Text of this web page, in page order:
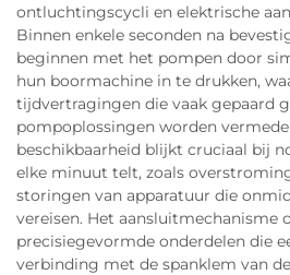
ontluchtingscycli en elektrische
Binnen enkele seconden na
beginnen met het pompen door
hun boormachine in te drukken,
tijdvertragingen die vaak gepaard
pompoplossingen worden
beschikbaarheid blijkt cruciaal bij
elke minuut telt, zoals
storingen van apparatuur die
vereisen. Het aansluitmechanisme
precisiegevormde onderdelen die
verbinding met de spanklem van